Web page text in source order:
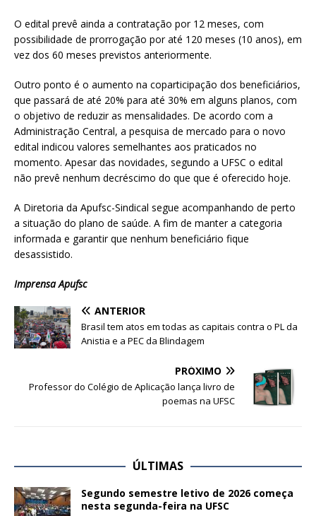
O edital prevê ainda a contratação por 12 meses, com
possibilidade de prorrogação por até 120 meses (10 anos), em
vez dos 60 meses previstos anteriormente.
Outro ponto é o aumento na coparticipação dos beneficiários,
que passará de até 20% para até 30% em alguns planos, com
o objetivo de reduzir as mensalidades. De acordo com a
Administração Central, a pesquisa de mercado para o novo
edital indicou valores semelhantes aos praticados no
momento. Apesar das novidades, segundo a UFSC o edital
não prevê nenhum decréscimo do que que é oferecido hoje.
A Diretoria da Apufsc-Sindical segue acompanhando de perto
a situação do plano de saúde. A fim de manter a categoria
informada e garantir que nenhum beneficiário fique
desassistido.
Imprensa Apufsc
ANTERIOR
Brasil tem atos em todas as capitais contra o PL da
Anistia e a PEC da Blindagem
PRÓXIMO
Professor do Colégio de Aplicação lança livro de
poemas na UFSC
ÚLTIMAS
Segundo semestre letivo de 2026 começa
nesta segunda-feira na UFSC